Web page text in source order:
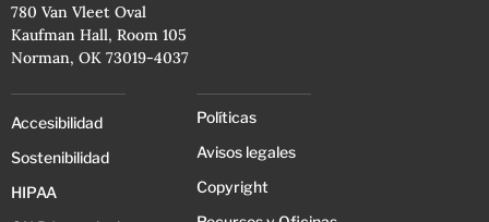
780 Van Vleet Oval
Kaufman Hall, Room 105
Norman, OK 73019-4037
Accesibilidad
Sostenibilidad
HIPAA
Políticas
Avisos legales
Copyright